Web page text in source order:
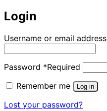
Login
Username or email address
Password *Required
Remember me
Log in
Lost your password?